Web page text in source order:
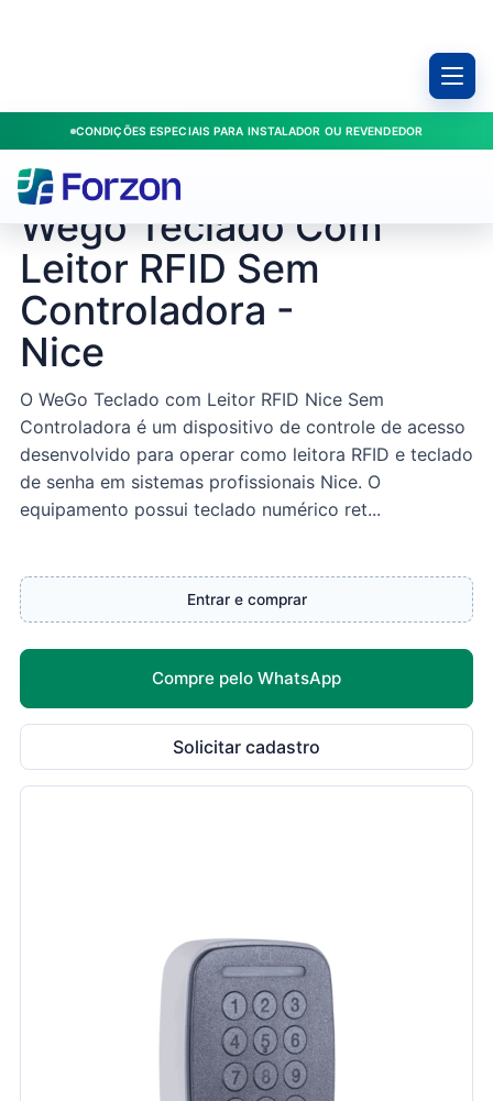
CONDIÇÕES ESPECIAIS PARA INSTALADOR OU REVENDEDOR
Produtos/Acesso/
NICE / 000000000010006741
Wego Teclado Com
Leitor RFID Sem
Controladora -
Nice
O WeGo Teclado com Leitor RFID Nice Sem
Controladora é um dispositivo de controle de acesso
desenvolvido para operar como leitora RFID e teclado
de senha em sistemas profissionais Nice. O
equipamento possui teclado numérico ret...
Entrar e comprar
Compre pelo WhatsApp
Solicitar cadastro